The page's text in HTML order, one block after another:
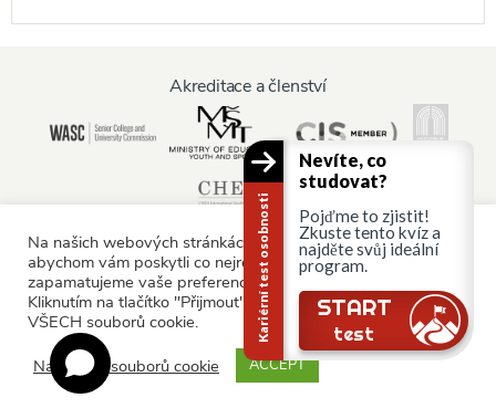
Akreditace a členství
Informace pro:
Rodiče a rodina
© AAU Prague 2015 - 2026 All rights reserved.
Na našich webových stránkách používáme soubory cookie,
abychom vám poskytli co nejrelevantnější služby tím, že si
zapamatujeme vaše preference a opakované návštěvy.
Kliknutím na tlačítko "Přijmout" souhlasíte s používáním
VŠECH souborů cookie.
Nastavení souborů cookie
ACCEPT
Kariérní test osobnosti
Nevíte, co
studovat?
Pojďme to zjistit!
Zkuste tento kvíz a
najděte svůj ideální
program.
START
test